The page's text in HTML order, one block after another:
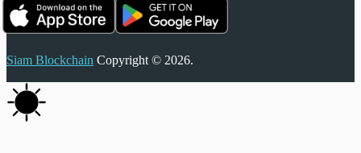
Siam Blockchain Copyright © 2026.